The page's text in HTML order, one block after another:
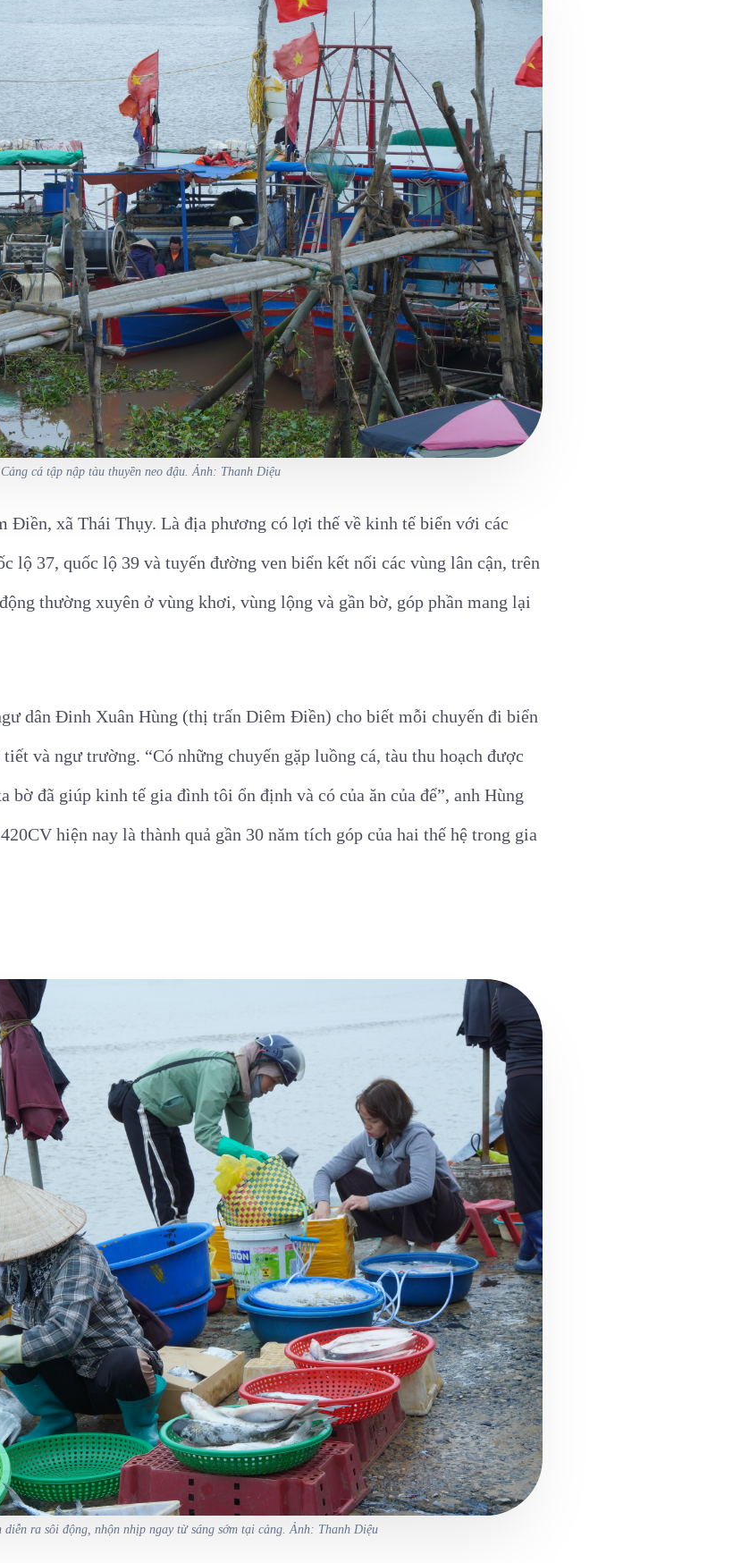
Cảng cá tập nập tàu thuyền neo đậu. Ảnh: Thanh Diệu
Điền, xã Thái Thụy. Là địa phương có lợi thế về kinh tế biển với các
lộ 37, quốc lộ 39 và tuyến đường ven biển kết nối các vùng lân cận, trên
thường xuyên ở vùng khơi, vùng lộng và gần bờ, góp phần mang lại
dân Đinh Xuân Hùng (thị trấn Diêm Điền) cho biết mỗi chuyến đi biển
và ngư trường. “Có những chuyến gặp luồng cá, tàu thu hoạch được
bờ đã giúp kinh tế gia đình tôi ổn định và có của ăn của để”, anh Hùng
hiện nay là thành quả gần 30 năm tích góp của hai thế hệ trong gia
diễn ra sôi động, nhộn nhịp ngay từ sáng sớm tại cảng. Ảnh: Thanh Diệu